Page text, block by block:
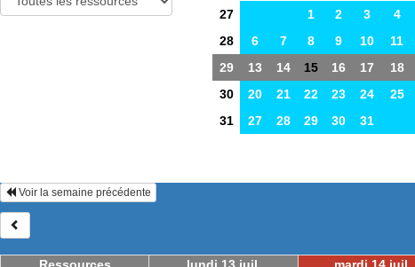
27
1 2 3 4
28
6 7 8 9 10 11
29
13 14 15 16 17 18
30
20 21 22 23 24 25
31
27 28 29 30 31
Voir la semaine précédente